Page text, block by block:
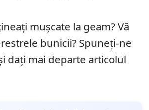
mușcate la geam? Vă
bunicii? Spuneți-ne
dați mai departe articolul